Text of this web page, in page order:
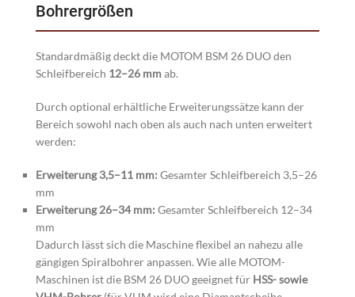
Bohrergrößen
Standardmäßig deckt die MOTOM BSM 26 DUO den
Schleifbereich 12–26 mmab.
Durch optional erhältliche Erweiterungssätze kann der
Bereich sowohl nach oben als auch nach unten erweitert
werden:
Erweiterung 3,5–11 mm: Gesamter Schleifbereich 3,5–26
mm
Erweiterung 26–34 mm: Gesamter Schleifbereich 12–34
mm
Dadurch lässt sich die Maschine flexibel an nahezu alle
gängigen Spiralbohrer anpassen. Wie alle MOTOM-
Maschinen ist die BSM 26 DUO geeignet für HSS- sowie